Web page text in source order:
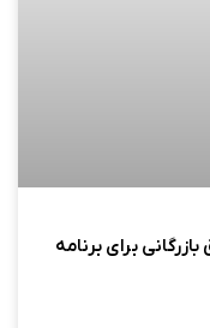
برای برنامه